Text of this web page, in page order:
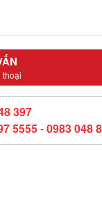
thoại
397
5555-0983 048